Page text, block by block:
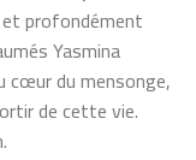
et profondément
Yasmina
cœur du mensonge,
de cette vie.